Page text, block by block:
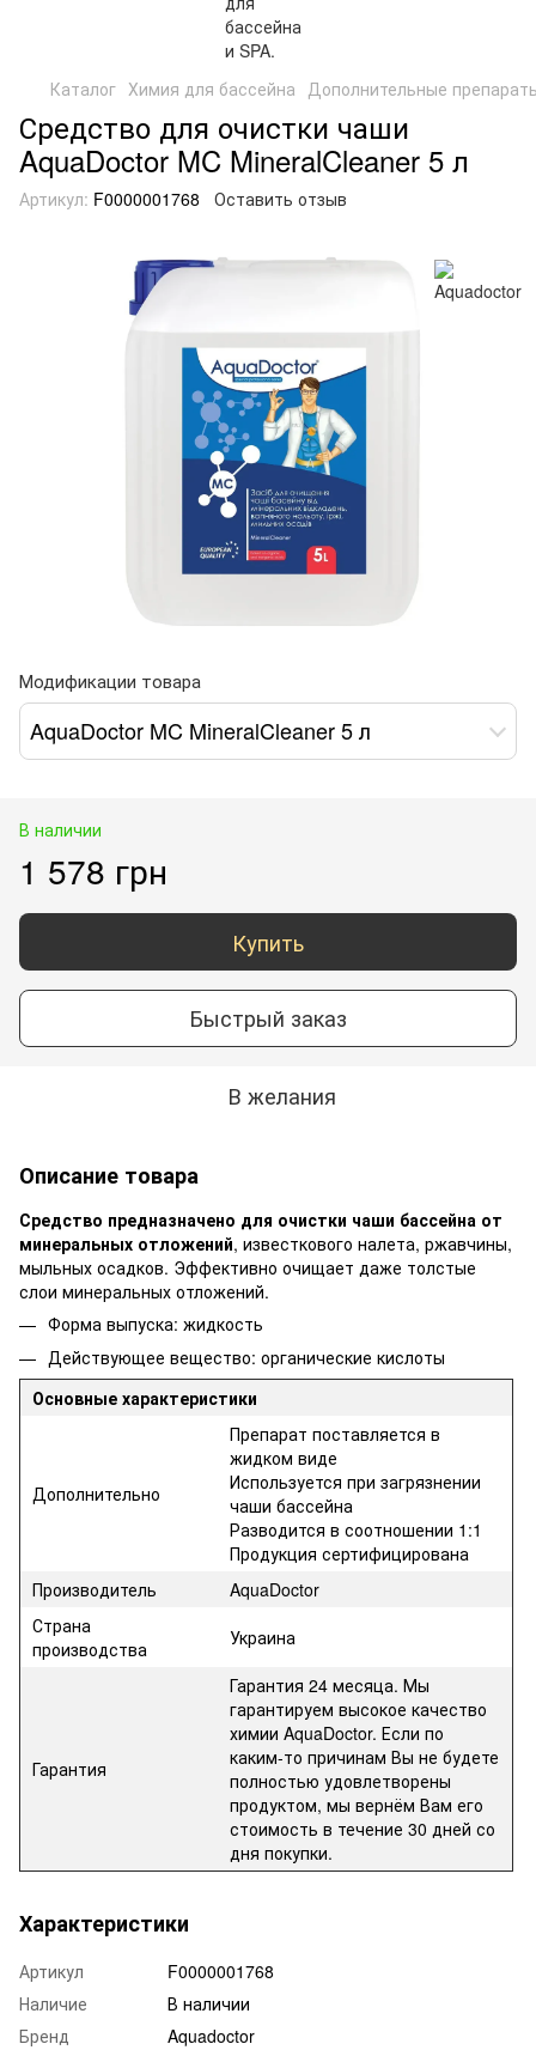
Каталог Химия для бассейна Дополнительные
Средство для очистки чаши
AquaDoctor MC MineralCleaner 5 л
Артикул: F0000001768 Оставить отзыв
Модификации товара
AquaDoctor MC MineralCleaner 5 л
В наличии
1 578 грн
Купить
Быстрый заказ
В желания
Описание товара
Средство предназначено для очистки чаши бассейна от
минеральных отложений, известкового налета, ржавчины,
мыльных осадков. Эффективно очищает даже толстые
слои минеральных отложений.
Форма выпуска: жидкость
Действующее вещество: органические кислоты
Основные характеристики
Дополнительно
Препарат поставляется в
жидком виде
Используется при загрязнении
чаши бассейна
Разводится в соотношении 1:1
Продукция сертифицирована
Производитель
AquaDoctor
Страна
производства
Украина
Гарантия
Гарантия 24 месяца. Мы
гарантируем высокое качество
химии AquaDoctor. Если по
каким-то причинам Вы не будете
полностью удовлетворены
продуктом, мы вернём Вам его
стоимость в течение 30 дней со
дня покупки.
Характеристики
Артикул
F0000001768
Наличие
В наличии
Бренд
Aquadoctor